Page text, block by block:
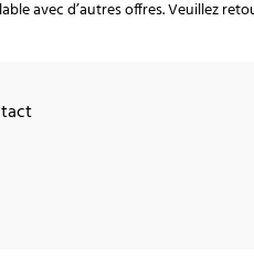
avec d’autres offres. Veuillez